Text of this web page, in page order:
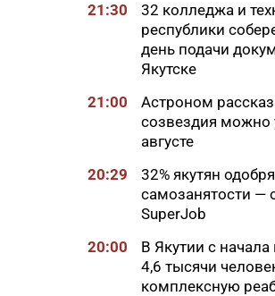
21:30
32 колледжа и
республики
день подачи
Якутске
21:00
Астроном
созвездия можно
августе
20:29
32% якутян
самозанятости —
SuperJob
20:00
В Якутии с начала
4,6 тысячи
комплексную